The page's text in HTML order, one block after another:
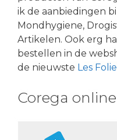
ik de aanbiedingen
Mondhygiene,
Artikelen. Ook erg
bestellen in de
de nieuwste Les
Corega